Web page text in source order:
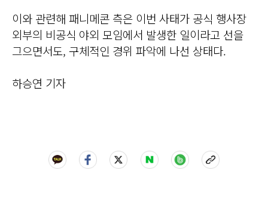
이와 관련해 패니메콘 측은 이번 사태가 공식 행사장
외부의 비공식 야외 모임에서 발생한 일이라고 선을
그으면서도, 구체적인 경위 파악에 나선 상태다.
하승연 기자